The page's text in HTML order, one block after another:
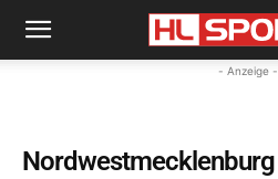
- Anzeige -
Nordwestmecklenburg